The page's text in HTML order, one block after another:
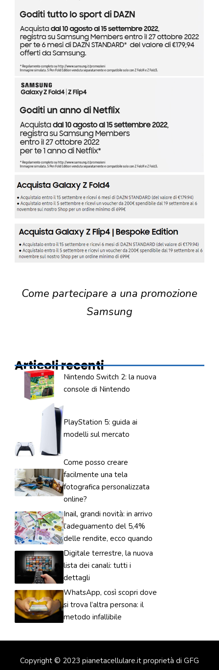
Come partecipare a una promozione
Samsung
Articoli recenti
Nintendo Switch 2: la nuova
console di Nintendo
PlayStation 5: guida ai
modelli sul mercato
Come posso creare
facilmente una tela
fotografica personalizzata
online?
Inail, grandi novità: in arrivo
l’adeguamento del 5,4%
delle rendite, ecco quando
Digitale terrestre, la nuova
lista dei canali: tutti i
dettagli
WhatsApp, così scopri dove
si trova l’altra persona: il
metodo infallibile
Copyright © 2023 pianetacellulare.it proprietà di GFG